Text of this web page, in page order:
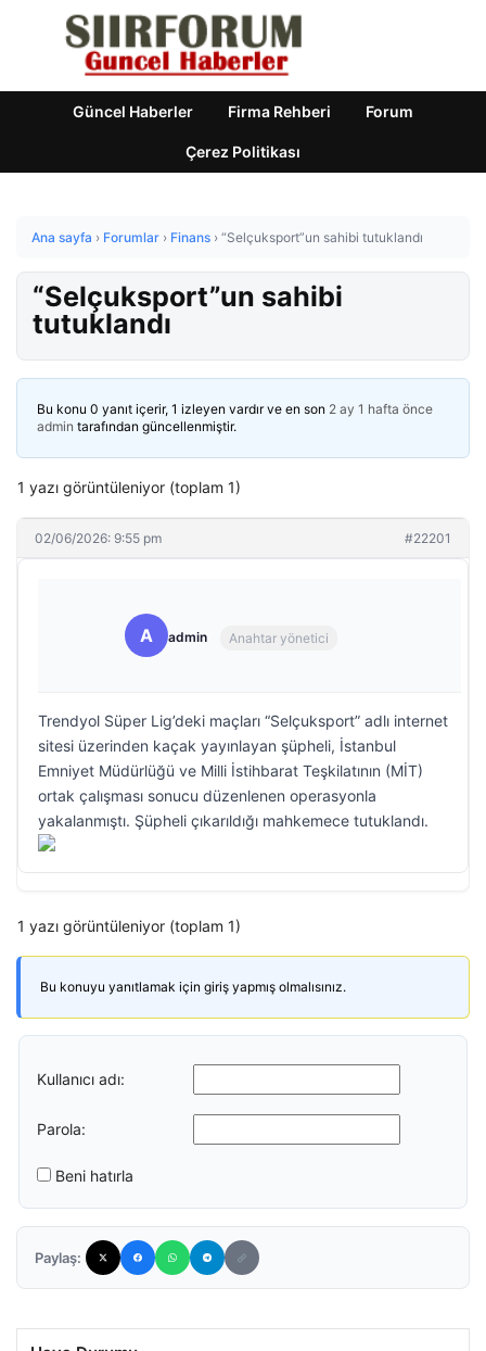
Güncel Haberler Firma Rehberi Forum
Çerez Politikası
Ana sayfa › Forumlar › Finans › “Selçuksport”un sahibi tutuklandı
“Selçuksport”un sahibi
tutuklandı
Bu konu 0 yanıt içerir, 1 izleyen vardır ve en son 2 ay 1 hafta önce
admin tarafından güncellenmiştir.
1 yazı görüntüleniyor (toplam 1)
02/06/2026: 9:55 pm #22201
A admin Anahtar yönetici
Trendyol Süper Lig’deki maçları “Selçuksport” adlı internet
sitesi üzerinden kaçak yayınlayan şüpheli, İstanbul
Emniyet Müdürlüğü ve Milli İstihbarat Teşkilatının (MİT)
ortak çalışması sonucu düzenlenen operasyonla
yakalanmıştı. Şüpheli çıkarıldığı mahkemece tutuklandı.
1 yazı görüntüleniyor (toplam 1)
Bu konuyu yanıtlamak için giriş yapmış olmalısınız.
Kullanıcı adı:
Parola:
Beni hatırla
Paylaş: